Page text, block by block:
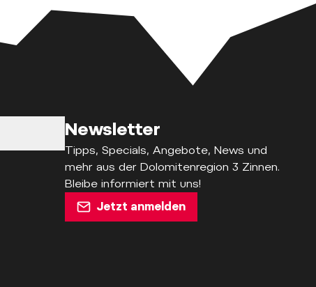
Newsletter
Tipps, Specials, Angebote, News und
mehr aus der Dolomitenregion 3 Zinnen.
Bleibe informiert mit uns!
Jetzt anmelden